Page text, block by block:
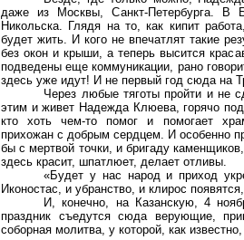
даже из Москвы, Санкт-Петербурга. В
Никольска. Глядя на то, как кипит
будет жить. И кого не впечатлят такие
без окон и крыши, а теперь высится
подведены еще коммуникации, рано
здесь уже идут! И не первый год сюда на
Через любые тяготы пройти и не
этим и живет Надежда Клюева, горячо
кто хоть чем-то помог и помогает
прихожан с добрым сердцем. И особенно
бы с мертвой точки, и бригаду
здесь красит, шпатлюет, делает отливы.
«Будет у нас народ и приход
Иконостас, и убранство, и клирос
И, конечно, на Казанскую, 4
праздник съедутся сюда верующие,
соборная молитва, у которой, как